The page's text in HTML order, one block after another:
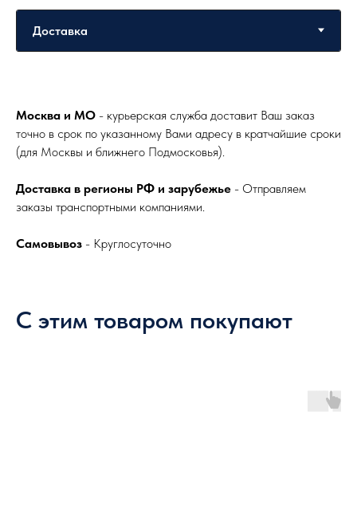
Москва и МО - курьерская служба доставит Ваш заказ
точно в срок по указанному Вами адресу в кратчайшие сроки
(для Москвы и ближнего Подмосковья).
Доставка в регионы РФ и зарубежье - Отправляем
заказы транспортными компаниями.
Самовывоз - Круглосуточно
С этим товаром покупают